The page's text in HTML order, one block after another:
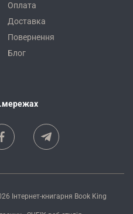
Оплата
Доставка
Повернення
Блог
Інтернет-книгарня Book King